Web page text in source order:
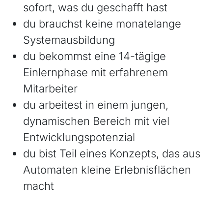
sofort, was du geschafft hast
du brauchst keine monatelange
Systemausbildung
du bekommst eine 14-tägige
Einlernphase mit erfahrenem
Mitarbeiter
du arbeitest in einem jungen,
dynamischen Bereich mit viel
Entwicklungspotenzial
du bist Teil eines Konzepts, das aus
Automaten kleine Erlebnisflächen
macht